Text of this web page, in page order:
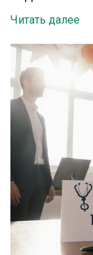
Читать далее